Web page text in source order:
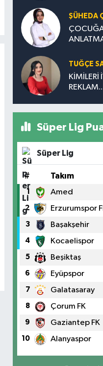
ŞÜHEDA
TUĞÇE
KİMİLERİ
Süper Lig
Süper Lig
# Takım
1 Amed
2 Erzurumspor
3 Başakşehir
4 Kocaelispor
5 Beşiktaş
6 Eyüpspor
7 Galatasaray
8 Çorum FK
9 Gaziantep FK
10 Alanyaspor